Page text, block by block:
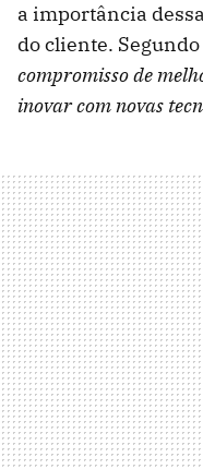
a importância
do cliente. Segundo
compromisso de
inovar com novas